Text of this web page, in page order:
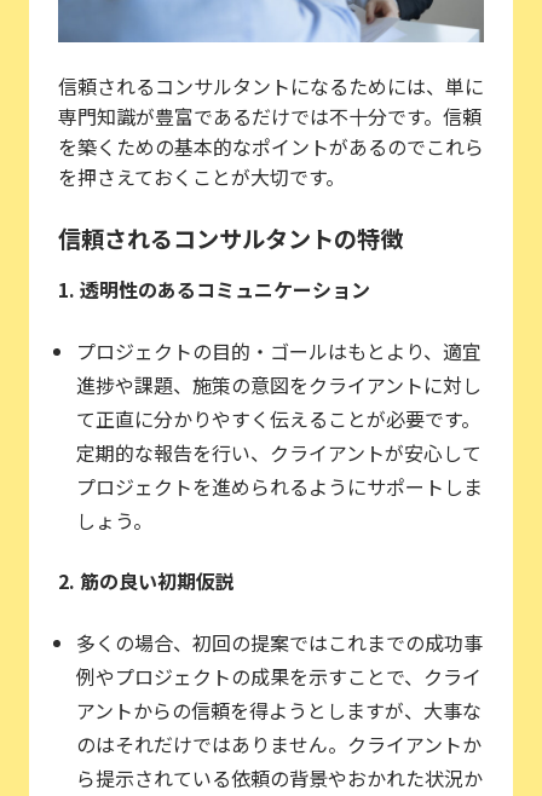
信頼されるコンサルタントになるためには、単に
専門知識が豊富であるだけでは不十分です。信頼
を築くための基本的なポイントがあるのでこれら
を押さえておくことが大切です。
信頼されるコンサルタントの特徴
1. 透明性のあるコミュニケーション
プロジェクトの目的・ゴールはもとより、適宜
進捗や課題、施策の意図をクライアントに対し
て正直に分かりやすく伝えることが必要です。
定期的な報告を行い、クライアントが安心して
プロジェクトを進められるようにサポートしま
しょう。
2. 筋の良い初期仮説
多くの場合、初回の提案ではこれまでの成功事
例やプロジェクトの成果を示すことで、クライ
アントからの信頼を得ようとしますが、大事な
のはそれだけではありません。クライアントか
ら提示されている依頼の背景やおかれた状況か